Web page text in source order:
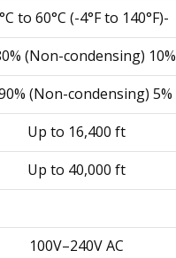
-20°C to 60°C (-4°F to 140°F)
10% to 80% (Non-condensing)
5% to 90% (Non-condensing)
Up to 16,400 ft
Up to 40,000 ft
100V–240V AC